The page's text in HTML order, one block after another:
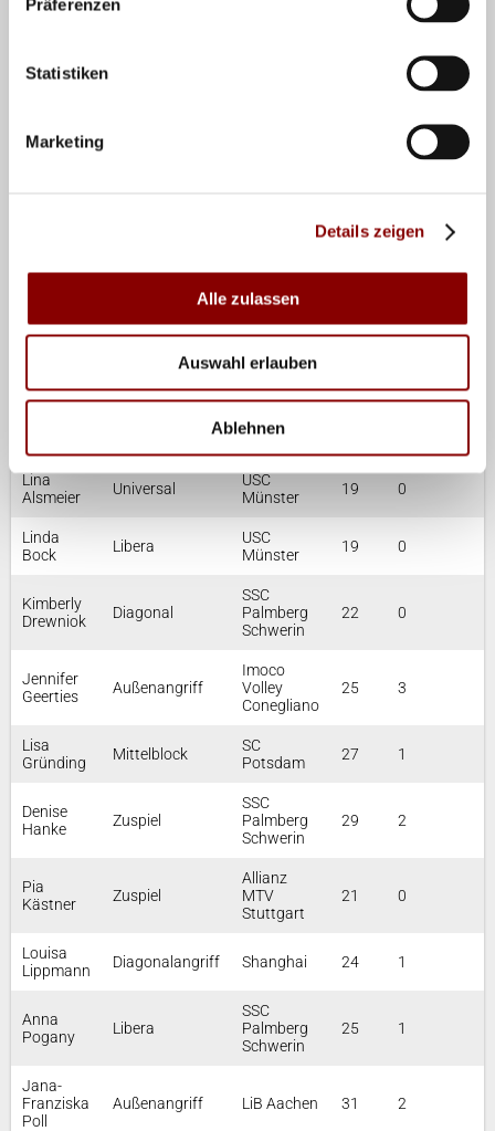
Präferenzen
Statistiken
Marketing
Details zeigen
Alle zulassen
Auswahl erlauben
Ablehnen
großen Turnieren mal gegen Russland gewonnen
haben. Ich bin seit 2006 dabei und nach 13 Jahren das
erste Mal für mich.“
Nach dem Erfolg führt das deutsche Team die Gruppe
D mit 3:0-Siegen (acht Punkte) vor Russland an. Mit
live auf SPORT1) ist den Schmetterlingen das
EM-Kader
Verein
Lina
Alsmeier
Universal
USC
Münster
19 0
Linda
Bock
Libera
USC
Münster
19 0
Kimberly
Drewniok
Diagonal
SSC
Palmberg
Schwerin
22 0
Jennifer
Geerties
Außenangriff
Imoco
Volley
Conegliano
25 3
Lisa
Gründing
Mittelblock
SC
Potsdam
27 1
Denise
Hanke
Zuspiel
SSC
Palmberg
Schwerin
29 2
Pia
Kästner
Zuspiel
Allianz
MTV
Stuttgart
21 0
Louisa
Lippmann
Diagonalangriff Shanghai 24 1
Anna
Pogany
Libera
SSC
Palmberg
Schwerin
25 1
Jana-
Franziska
Poll
Außenangriff LiB Aachen 31 2